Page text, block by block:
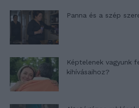
Panna és a szép
Képtelenek vagyunk
kihívásaihoz?